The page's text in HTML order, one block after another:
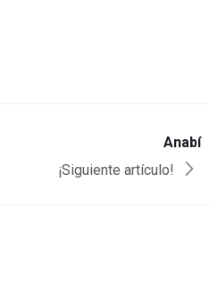
Anabí
¡Siguiente artículo!